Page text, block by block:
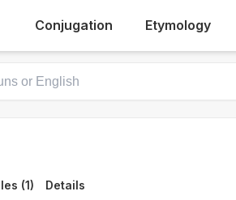
Conjugation Etymology
(1) Details